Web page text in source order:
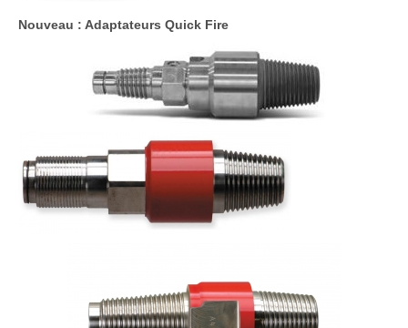
Nouveau : Adaptateurs Quick Fire